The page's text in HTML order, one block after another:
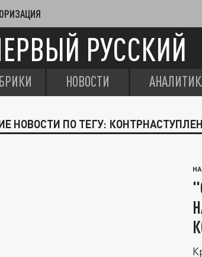
РУССКИЙ
НОВОСТИ
НОВОСТИ ПО ТЕГУ: